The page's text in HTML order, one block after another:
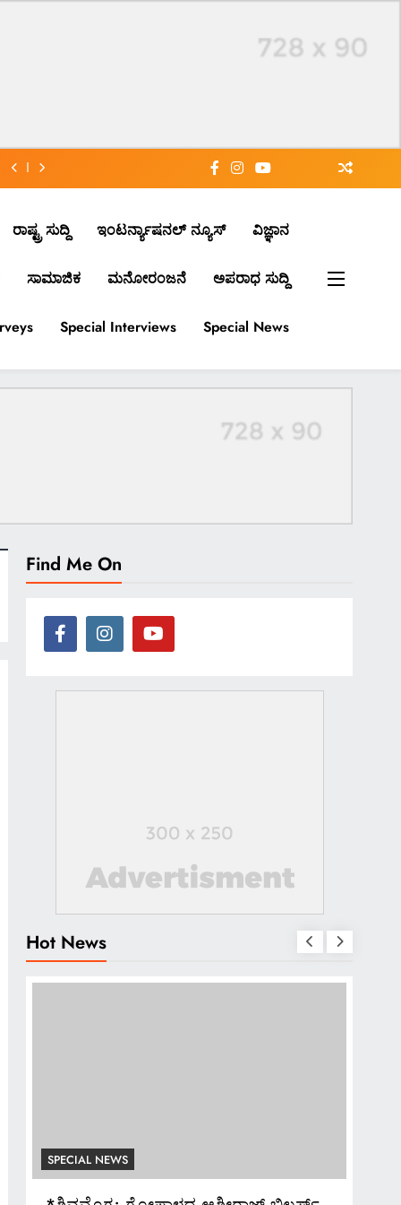
ರಾಷ್ಟ್ರ ಸುದ್ದಿ ಇಂಟರ್ನ್ಯಾಷನಲ್ ನ್ಯೂಸ್ ವಿಜ್ಞಾನ
ಸಾಮಾಜಿಕ ಮನೋರಂಜನೆ ಅಪರಾಧ ಸುದ್ದಿ
Special Interviews Special News
Find Me On
Hot News
SPECIAL NEWS